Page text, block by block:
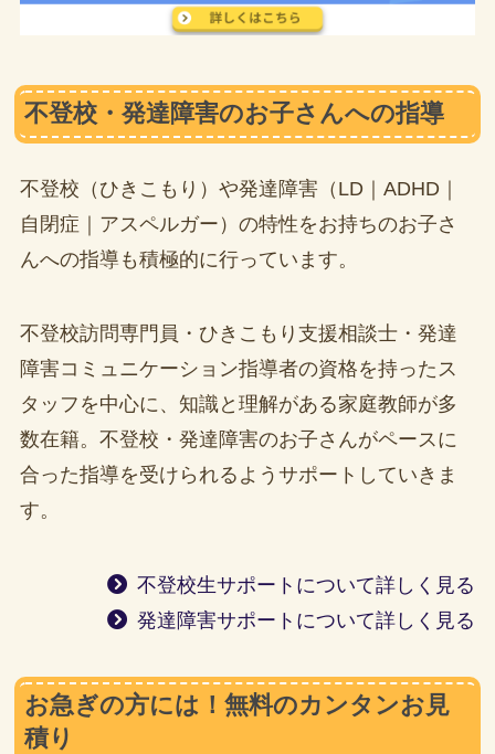
不登校・発達障害のお子さんへの指導
不登校（ひきこもり）や発達障害（LD｜ADHD｜
自閉症｜アスペルガー）の特性をお持ちのお子さ
んへの指導も積極的に行っています。
不登校訪問専門員・ひきこもり支援相談士・発達
障害コミュニケーション指導者の資格を持ったス
タッフを中心に、知識と理解がある家庭教師が多
数在籍。不登校・発達障害のお子さんがペースに
合った指導を受けられるようサポートしていきま
す。
不登校生サポートについて詳しく見る
発達障害サポートについて詳しく見る
お急ぎの方には！無料のカンタンお見
積り